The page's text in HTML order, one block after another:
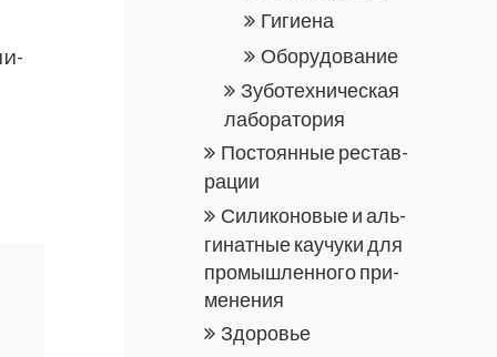
Ги­ги­е­на
Обо­ру­до­ва­ние
Зу­бо­тех­ни­че­ская
ла­бо­ра­то­рия
По­сто­ян­ные ре­став­
ра­ции
Си­ли­ко­но­вые и аль­
ги­нат­ные ка­у­чу­ки для
про­мыш­лен­но­го при­
ме­не­ния
Здо­ро­вье